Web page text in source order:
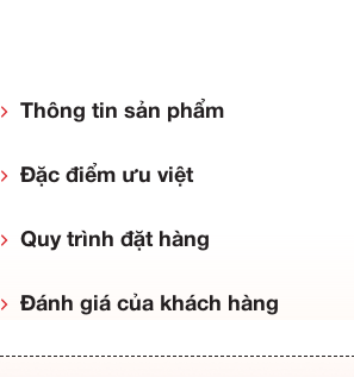
Thông tin sản phẩm
Đặc điểm ưu việt
Quy trình đặt hàng
Đánh giá của khách hàng